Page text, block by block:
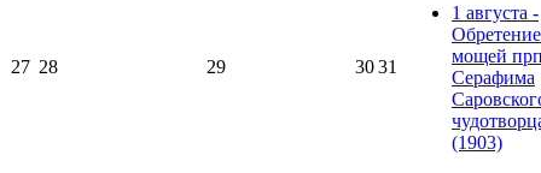
27 28 29 3031
1 августа -
Обретение
мощей
Серафима
(1903)